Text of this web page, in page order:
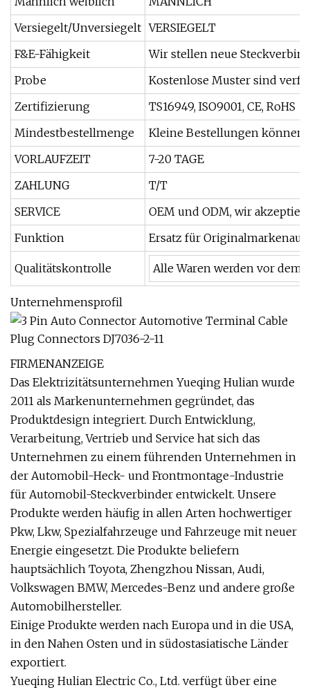
Versiegelt/Unversiegelt VERSIEGELT
F&E-Fähigkeit
Wir stellen neue
Probe
Kostenlose Muster sind
Zertifizierung
TS16949, ISO9001, CE, RoHS
Mindestbestellmenge
Kleine Bestellungen können
VORLAUFZEIT
7-20 TAGE
ZAHLUNG
T/T
SERVICE
OEM und ODM, wir
Funktion
Ersatz für
Qualitätskontrolle Alle Waren werden vor dem
Unternehmensprofil
FIRMENANZEIGE
Das Elektrizitätsunternehmen Yueqing Hulian wurde
2011 als Markenunternehmen gegründet, das
Produktdesign integriert. Durch Entwicklung,
Verarbeitung, Vertrieb und Service hat sich das
Unternehmen zu einem führenden Unternehmen in
der Automobil-Heck- und Frontmontage-Industrie
für Automobil-Steckverbinder entwickelt. Unsere
Produkte werden häufig in allen Arten hochwertiger
Pkw, Lkw, Spezialfahrzeuge und Fahrzeuge mit neuer
Energie eingesetzt. Die Produkte beliefern
hauptsächlich Toyota, Zhengzhou Nissan, Audi,
Volkswagen BMW, Mercedes-Benz und andere große
Automobilhersteller.
Einige Produkte werden nach Europa und in die USA,
in den Nahen Osten und in südostasiatische Länder
exportiert.
Yueqing Hulian Electric Co., Ltd. verfügt über eine